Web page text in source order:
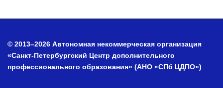
© 2013–2026 Автономная некоммерческая организация
«Санкт-Петербургский Центр дополнительного
профессионального образования» (АНО «СПб ЦДПО»)